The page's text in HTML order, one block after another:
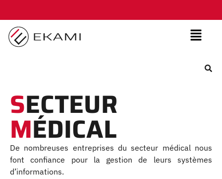
SECTEUR
MÉDICAL
De nombreuses entreprises du secteur médical nous
font confiance pour la gestion de leurs systèmes
d’informations.